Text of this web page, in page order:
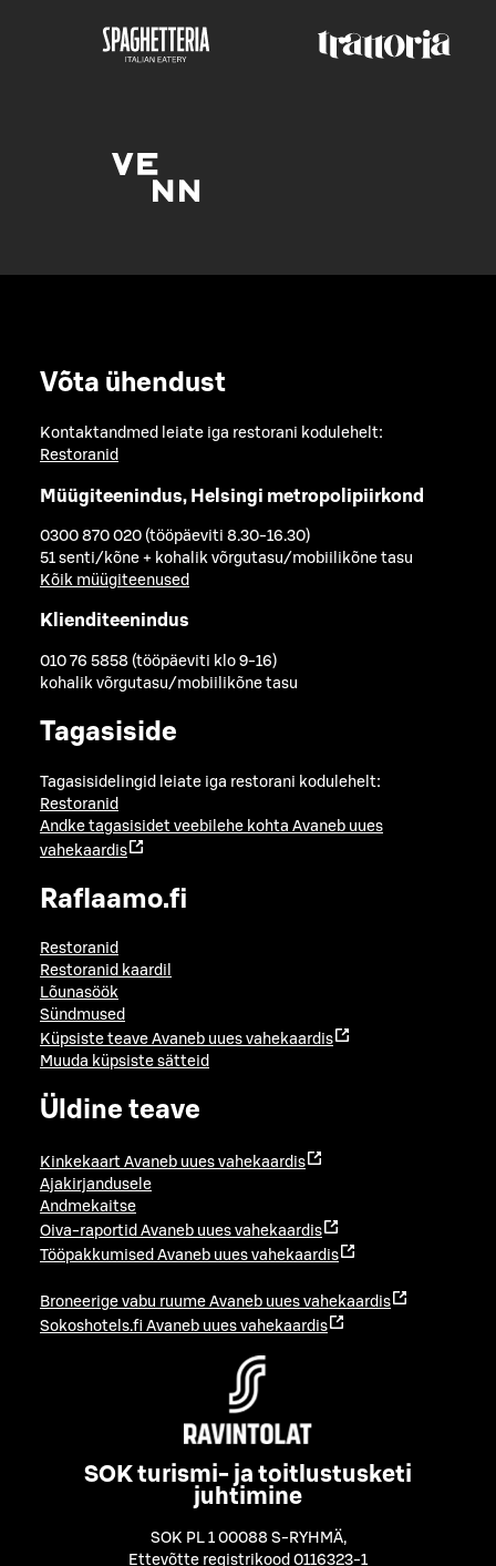
Võta ühendust
Kontaktandmed leiate iga restorani kodulehelt:
Restoranid
Müügiteenindus, Helsingi metropolipiirkond
0300 870 020 (tööpäeviti 8.30-16.30)
51 senti/kõne + kohalik võrgutasu/mobiilikõne tasu
Kõik müügiteenused
Klienditeenindus
010 76 5858 (tööpäeviti klo 9-16)
kohalik võrgutasu/mobiilikõne tasu
Tagasiside
Tagasisidelingid leiate iga restorani kodulehelt:
Restoranid
Andke tagasisidet veebilehe kohta Avaneb uues
vahekaardis
Raflaamo.fi
Restoranid
Restoranid kaardil
Lõunasöök
Sündmused
Küpsiste teave Avaneb uues vahekaardis
Muuda küpsiste sätteid
Üldine teave
Kinkekaart Avaneb uues vahekaardis
Ajakirjandusele
Andmekaitse
Oiva-raportid Avaneb uues vahekaardis
Tööpakkumised Avaneb uues vahekaardis
Broneerige vabu ruume Avaneb uues vahekaardis
Sokoshotels.fi Avaneb uues vahekaardis
SOK turismi- ja toitlustusketi
juhtimine
SOK PL 1 00088 S-RYHMÄ,
Ettevõtte registrikood 0116323-1